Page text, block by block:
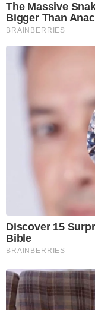
The Massive
Bigger Than
BRAINBERRIES
Discover 15
Bible
BRAINBERRIES